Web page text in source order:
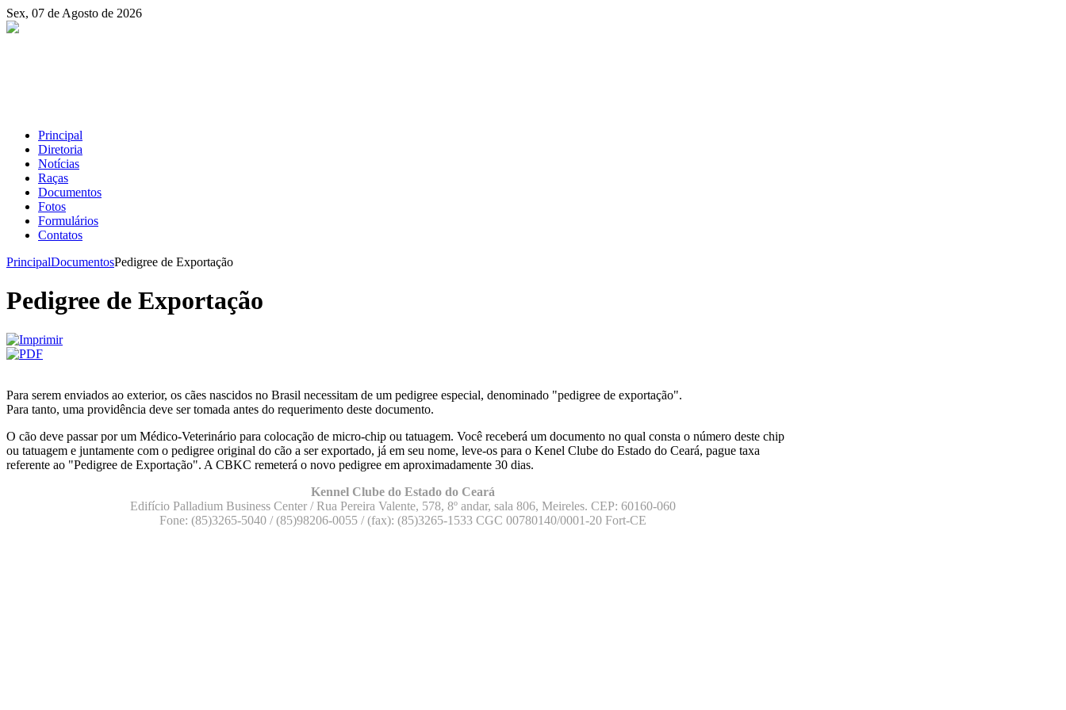
Sex, 07 de Agosto de 2026
Principal
Diretoria
Notícias
Raças
Documentos
Fotos
Formulários
Contatos
PrincipalDocumentosPedigree de Exportação
Pedigree de Exportação
Para serem enviados ao exterior, os cães nascidos no Brasil necessitam de um pedigree especial, denominado "pedigree de exportação".
Para tanto, uma providência deve ser tomada antes do requerimento deste documento.
O cão deve passar por um Médico-Veterinário para colocação de micro-chip ou tatuagem. Você receberá um documento no qual consta o número deste chip
ou tatuagem e juntamente com o pedigree original do cão a ser exportado, já em seu nome, leve-os para o Kenel Clube do Estado do Ceará, pague taxa
referente ao "Pedigree de Exportação". A CBKC remeterá o novo pedigree em aproximadamente 30 dias.
Kennel Clube do Estado do Ceará
Edifício Palladium Business Center / Rua Pereira Valente, 578, 8º andar, sala 806, Meireles. CEP: 60160-060
Fone: (85)3265-5040 / (85)98206-0055 / (fax): (85)3265-1533 CGC 00780140/0001-20 Fort-CE